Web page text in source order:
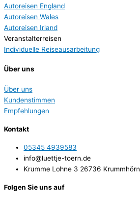
Autoreisen England
Autoreisen Wales
Autoreisen Irland
Veranstalterreisen
Individuelle Reiseausarbeitung
Über uns
Über uns
Kundenstimmen
Empfehlungen
Kontakt
05345 4939583
info@luettje-toern.de
Krumme Lohne 3 26736 Krummhörn
Folgen Sie uns auf